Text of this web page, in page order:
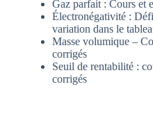
Gaz parfait : Cours et
Électronégativité :
variation dans le
Masse volumique –
corrigés
Seuil de rentabilité :
corrigés